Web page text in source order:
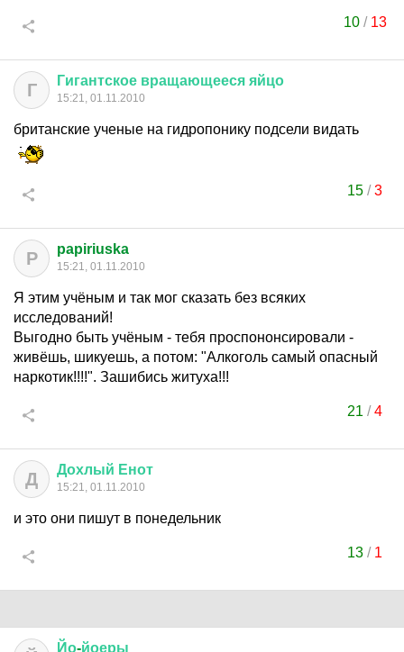
10/ 13
Г Гигантское вращающееся яйцо
15:21, 01.11.2010
британские ученые на гидропонику подсели видать
15 /3
P papiriuska
15:21, 01.11.2010
Я этим учёным и так мог сказать без всяких
исследований!
Выгодно быть учёным - тебя проспононсировали -
живёшь, шикуешь, а потом: "Алкоголь самый опасный
наркотик!!!!". Зашибись житуха!!!
21 /4
Д Дохлый Енот
15:21, 01.11.2010
и это они пишут в понедельник
13 / 1
Йо-йоеры